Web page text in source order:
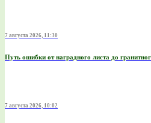
7 августа 2026, 11:30
Путь ошибки от наградного листа до
7 августа 2026, 10:02